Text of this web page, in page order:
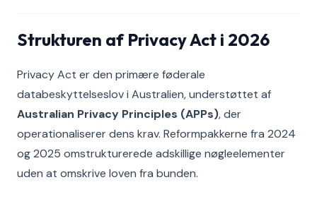
Strukturen af Privacy Act i 2026
Privacy Act er den primære føderale
databeskyttelseslov i Australien, understøttet af
Australian Privacy Principles (APPs), der
operationaliserer dens krav. Reformpakkerne fra 2024
og 2025 omstrukturerede adskillige nøgleelementer
uden at omskrive loven fra bunden.